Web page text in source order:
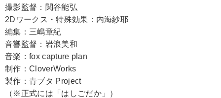
撮影監督：関谷能弘
2Dワークス・特殊効果：内海紗耶
編集：三嶋章紀
音響監督：岩浪美和
音楽：fox capture plan
制作：CloverWorks
製作：青ブタ Project
（※正式には「はしごだか」）